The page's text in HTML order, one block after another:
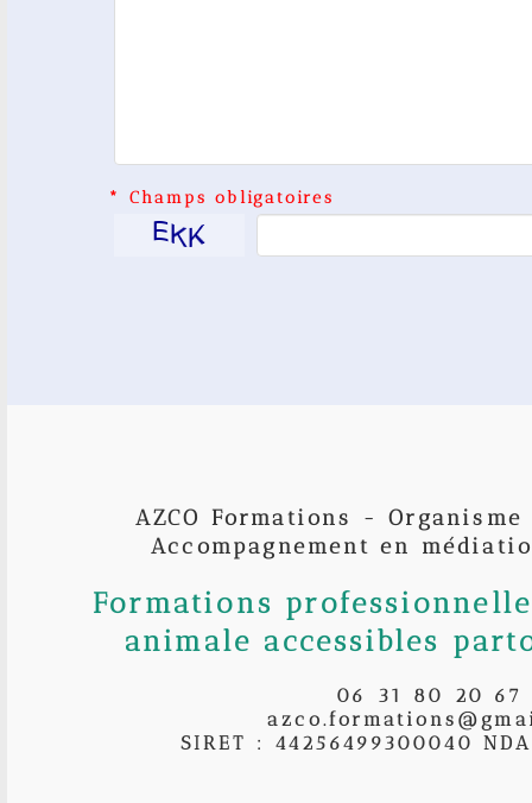
AZCO Formations -
Accompagnement en
Formations
animale accessibles
06 31 80 20 67
SIRET : 44256499300040
* Champs obligatoires